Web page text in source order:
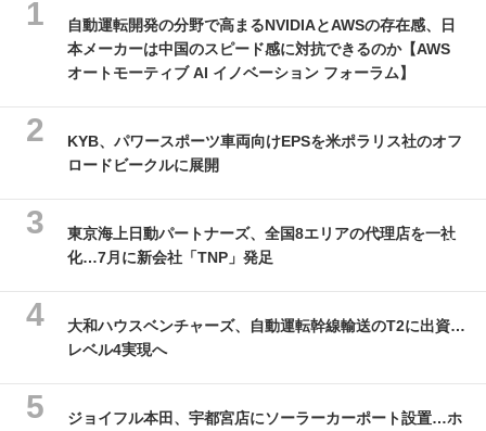
自動運転開発の分野で高まるNVIDIAとAWSの存在感、日
本メーカーは中国のスピード感に対抗できるのか【AWS
オートモーティブ AI イノベーション フォーラム】
KYB、パワースポーツ車両向けEPSを米ポラリス社のオフ
ロードビークルに展開
東京海上日動パートナーズ、全国8エリアの代理店を一社
化…7月に新会社「TNP」発足
大和ハウスベンチャーズ、自動運転幹線輸送のT2に出資…
レベル4実現へ
ジョイフル本田、宇都宮店にソーラーカーポート設置…ホ